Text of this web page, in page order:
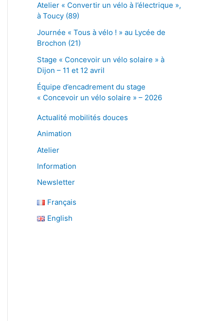
Atelier « Convertir un vélo à l’électrique »,
à Toucy (89)
Journée « Tous à vélo ! » au Lycée de
Brochon (21)
Stage « Concevoir un vélo solaire » à
Dijon – 11 et 12 avril
Équipe d’encadrement du stage
« Concevoir un vélo solaire » – 2026
Actualité mobilités douces
Animation
Atelier
Information
Newsletter
Français
English